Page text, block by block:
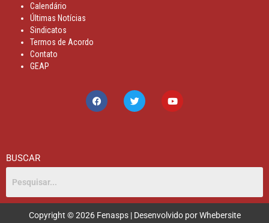
BUSCAR
Copyright © 2026 Fenasps | Desenvolvido por Whebersite